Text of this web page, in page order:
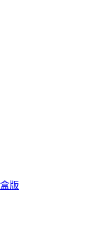
版